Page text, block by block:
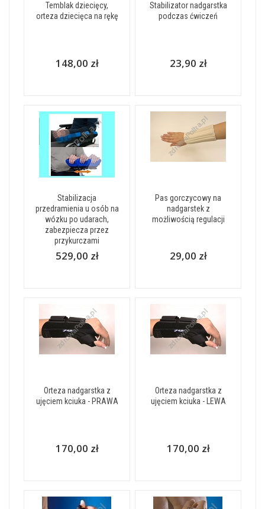
Temblak dziecięcy,
orteza dziecięca na rękę
148,00 zł
Stabilizator nadgarstka
podczas ćwiczeń
23,90 zł
Stabilizacja
przedramienia u osób na
wózku po udarach,
zabezpiecza przez
przykurczami
529,00 zł
Pas gorczycowy na
nadgarstek z
możliwością regulacji
29,00 zł
Orteza nadgarstka z
ujęciem kciuka - PRAWA
170,00 zł
Orteza nadgarstka z
ujęciem kciuka - LEWA
170,00 zł